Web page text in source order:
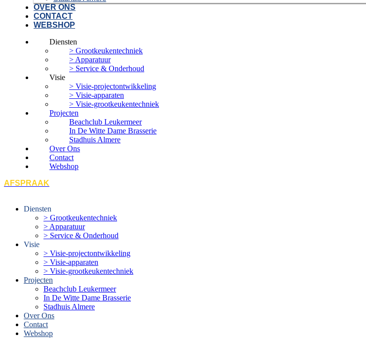
OVER ONS
CONTACT
WEBSHOP
Diensten
> Grootkeukentechniek
> Apparatuur
> Service & Onderhoud
Visie
> Visie-projectontwikkeling
> Visie-apparaten
> Visie-grootkeukentechniek
Projecten
Beachclub Leukermeer
In De Witte Dame Brasserie
Stadhuis Almere
Over Ons
Contact
Webshop
AFSPRAAK
Diensten
> Grootkeukentechniek
> Apparatuur
> Service & Onderhoud
Visie
> Visie-projectontwikkeling
> Visie-apparaten
> Visie-grootkeukentechniek
Projecten
Beachclub Leukermeer
In De Witte Dame Brasserie
Stadhuis Almere
Over Ons
Contact
Webshop